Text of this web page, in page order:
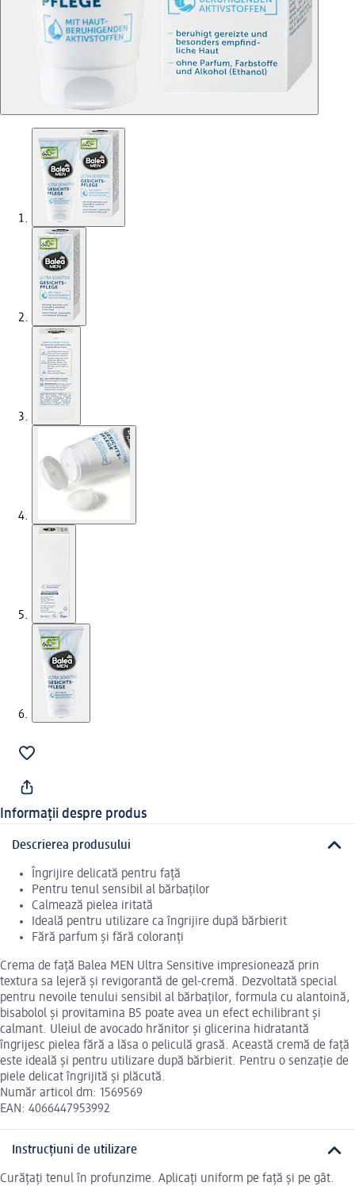
Informații despre produs
Descrierea produsului
Îngrijire delicată pentru față
Pentru tenul sensibil al bărbaților
Calmează pielea iritată
Ideală pentru utilizare ca îngrijire după bărbierit
Fără parfum și fără coloranți
Crema de față Balea MEN Ultra Sensitive impresionează prin
textura sa lejeră și revigorantă de gel-cremă. Dezvoltată special
pentru nevoile tenului sensibil al bărbaților, formula cu alantoină,
bisabolol și provitamina B5 poate avea un efect echilibrant și
calmant. Uleiul de avocado hrănitor și glicerina hidratantă
îngrijesc pielea fără a lăsa o peliculă grasă. Această cremă de față
este ideală și pentru utilizare după bărbierit. Pentru o senzație de
piele delicat îngrijită și plăcută.
Număr articol dm: 1569569
EAN: 4066447953992
Instrucțiuni de utilizare
Curățați tenul în profunzime. Aplicați uniform pe față și pe gât.